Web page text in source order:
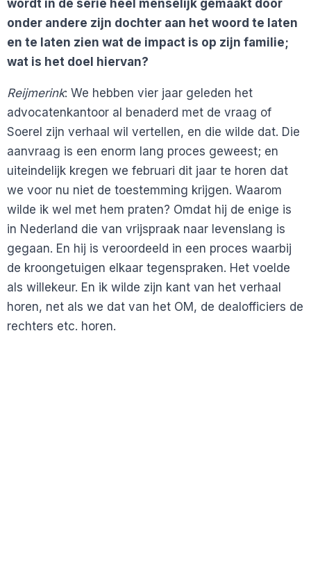
wordt in de serie heel menselijk gemaakt door
onder andere zijn dochter aan het woord te laten
en te laten zien wat de impact is op zijn familie;
wat is het doel hiervan?
Reijmerink: We hebben vier jaar geleden het
advocatenkantoor al benaderd met de vraag of
Soerel zijn verhaal wil vertellen, en die wilde dat. Die
aanvraag is een enorm lang proces geweest; en
uiteindelijk kregen we februari dit jaar te horen dat
we voor nu niet de toestemming krijgen. Waarom
wilde ik wel met hem praten? Omdat hij de enige is
in Nederland die van vrijspraak naar levenslang is
gegaan. En hij is veroordeeld in een proces waarbij
de kroongetuigen elkaar tegenspraken. Het voelde
als willekeur. En ik wilde zijn kant van het verhaal
horen, net als we dat van het OM, de dealofficiers de
rechters etc. horen.